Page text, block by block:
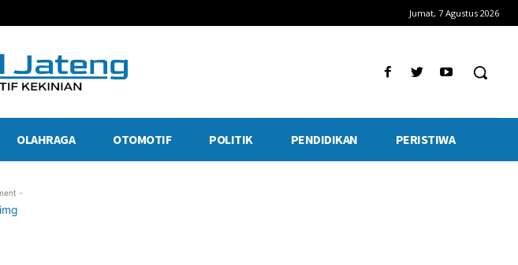
Jumat, 7 Agustus 2026
OLAHRAGA OTOMOTIF POLITIK PENDIDIKAN PERISTIWA
-